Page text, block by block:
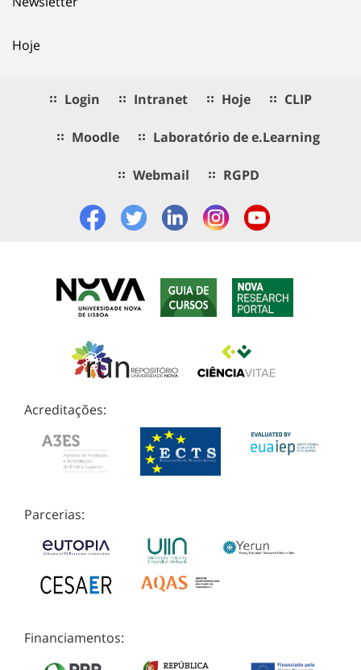
Hoje
Login Intranet Hoje CLIP
Moodle Laboratório de e.Learning
Webmail RGPD
Acreditações:
Parcerias:
Financiamentos: